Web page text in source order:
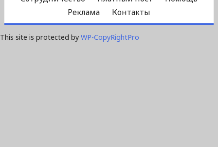
Реклама
Контакты
This site is protected by WP-CopyRightPro